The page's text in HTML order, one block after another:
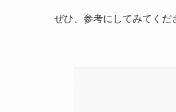
ぜひ、参考にしてみてくだ